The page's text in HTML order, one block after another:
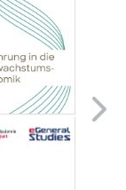
Next